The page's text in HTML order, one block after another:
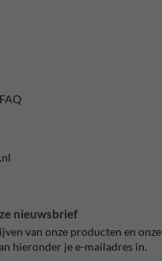
nieuwsbrief
van onze producten en onze
hieronder je e-mailadres in.